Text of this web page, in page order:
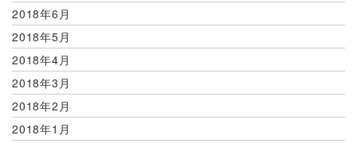
2018年6月
2018年5月
2018年4月
2018年3月
2018年2月
2018年1月